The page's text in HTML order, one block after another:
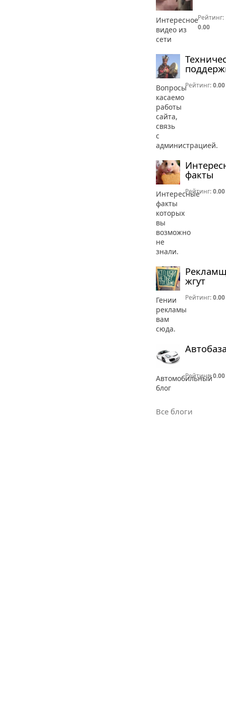
Интересное
видео из
сети
Рейтинг:
0.00
Вопросы
касаемо
работы
сайта,
связь
с
администрацией.
Рейтинг:0.00
факты
Интересные
факты
которых
вы
возможно
не
знали.
Рейтинг:0.00
жгут
Гении
рекламы
вам
сюда.
Рейтинг:0.00
Автомобильный
блог
Рейтинг:0.00
Все блоги